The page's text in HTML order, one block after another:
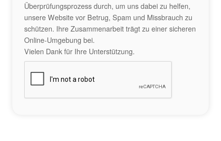
Überprüfungsprozess durch, um uns dabei zu helfen,
unsere Website vor Betrug, Spam und Missbrauch zu
schützen. Ihre Zusammenarbeit trägt zu einer sicheren
Online-Umgebung bei.
Vielen Dank für Ihre Unterstützung.